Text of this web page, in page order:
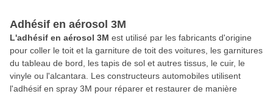
Adhésif en aérosol 3M
L'adhésif en aérosol 3M est utilisé par les fabricants d'origine
pour coller le toit et la garniture de toit des voitures, les garnitures
du tableau de bord, les tapis de sol et autres tissus, le cuir, le
vinyle ou l'alcantara. Les constructeurs automobiles utilisent
l'adhésif en spray 3M pour réparer et restaurer de manière